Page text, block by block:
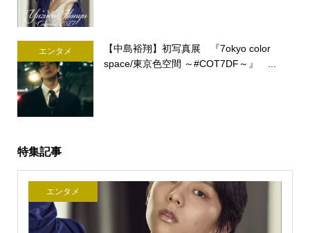
エンタメ
【中島裕翔】初写真展 『7okyo color
space/東京色空間 ～#COT7DF～』 ...
特集記事
エンタメ